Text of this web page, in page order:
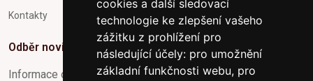
cookies a další sledovací
technologie ke zlepšení vašeho
zážitku z prohlížení pro
následující účely: pro umožnění
základní funkčnosti webu, pro
Kontakty
Odběr novinek
Informace o Novinkách a užitečné rady max. 1x za týden